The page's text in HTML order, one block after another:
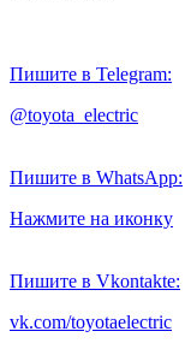
Пишите в Telegram:
@toyota_electric
Пишите в WhatsApp:
Нажмите на иконку
Пишите в Vkontakte:
vk.com/toyotaelectric